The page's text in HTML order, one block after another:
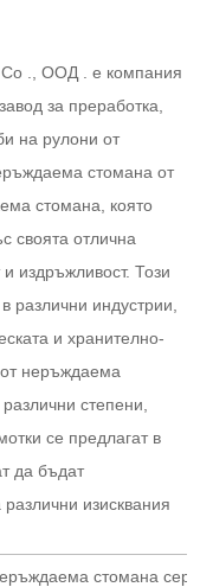
., ООД . е компания
за преработка,
на рулони от
стомана от
стомана, която
своята отлична
и издръжливост. Този
различни индустрии,
и хранително-
неръждаема
степени,
се предлагат в
да бъдат
изисквания
стомана